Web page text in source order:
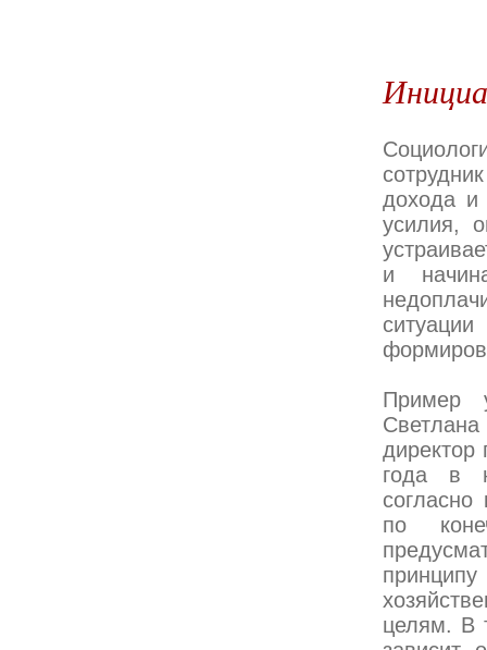
дохода и
усилия,
и
Пример
Светлана
директор
года в
согласно
по
целям. В